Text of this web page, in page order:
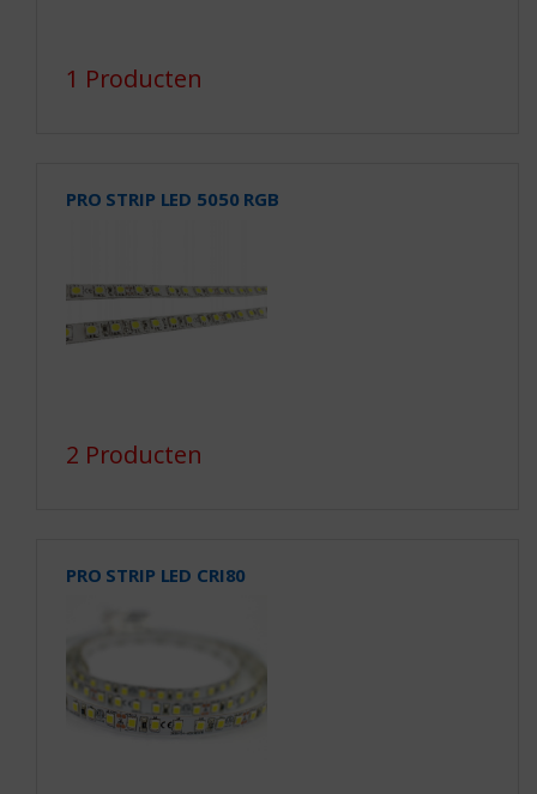
1 Producten
PRO STRIP LED 5050 RGB
2 Producten
PRO STRIP LED CRI80